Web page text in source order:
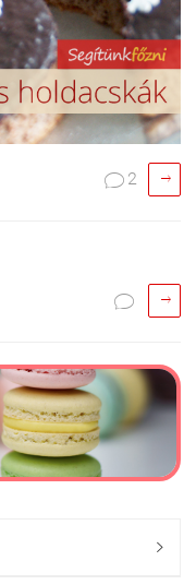
 2 
 
